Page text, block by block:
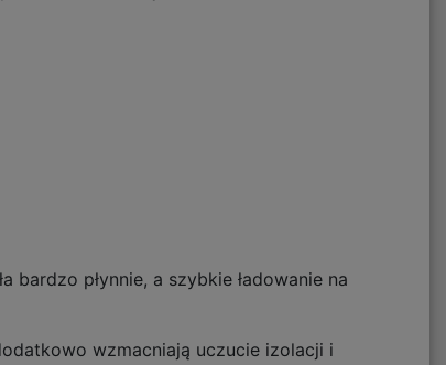
płynnie, a szybkie ładowanie na
wzmacniają uczucie izolacji i